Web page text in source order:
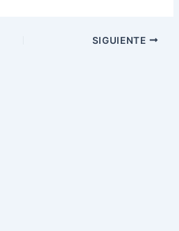
SIGUIENTE